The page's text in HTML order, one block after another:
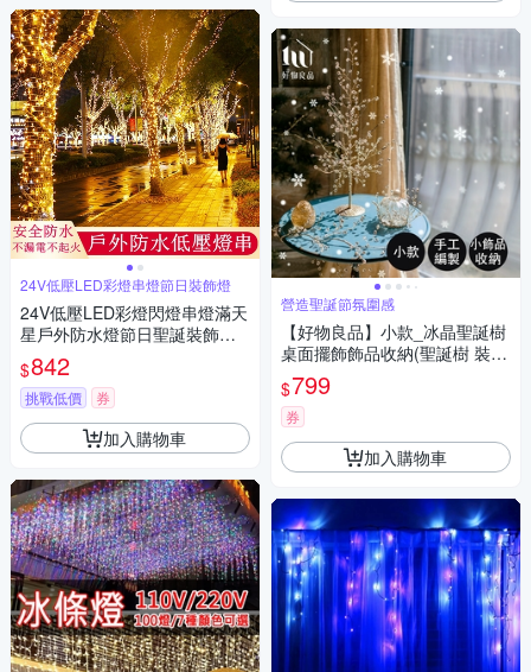
24V低壓LED彩燈串燈節日裝飾燈
24V低壓LED彩燈閃燈串燈滿天
星戶外防水燈節日聖誕裝飾燈
插電款30米300燈
$842
挑戰低價 券
加入購物車
營造聖誕節氛圍感
【好物良品】小款_冰晶聖誕樹
桌面擺飾飾品收納(聖誕樹 裝飾
品 聖誕裝飾 飾品收納 聖誕節)
$799
券
加入購物車